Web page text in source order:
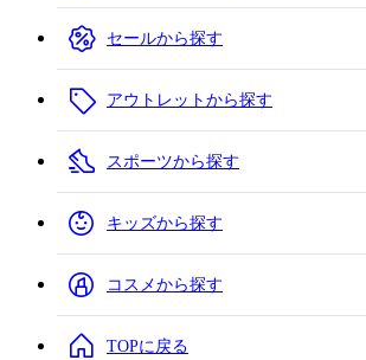
セールから探す
アウトレットから探す
スポーツから探す
キッズから探す
コスメから探す
TOPに戻る